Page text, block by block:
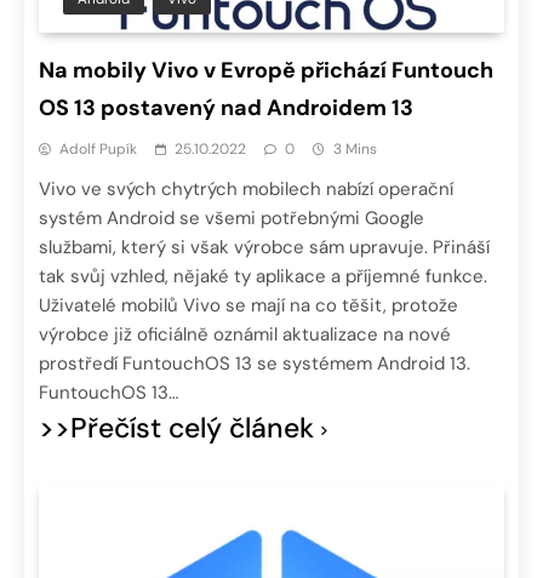
Na mobily Vivo v Evropě přichází Funtouch
OS 13 postavený nad Androidem 13
Adolf Pupík 25.10.2022 0 3 Mins
Vivo ve svých chytrých mobilech nabízí operační
systém Android se všemi potřebnými Google
službami, který si však výrobce sám upravuje. Přináší
tak svůj vzhled, nějaké ty aplikace a příjemné funkce.
Uživatelé mobilů Vivo se mají na co těšit, protože
výrobce již oficiálně oznámil aktualizace na nové
prostředí FuntouchOS 13 se systémem Android 13.
FuntouchOS 13…
>>Přečíst celý článek